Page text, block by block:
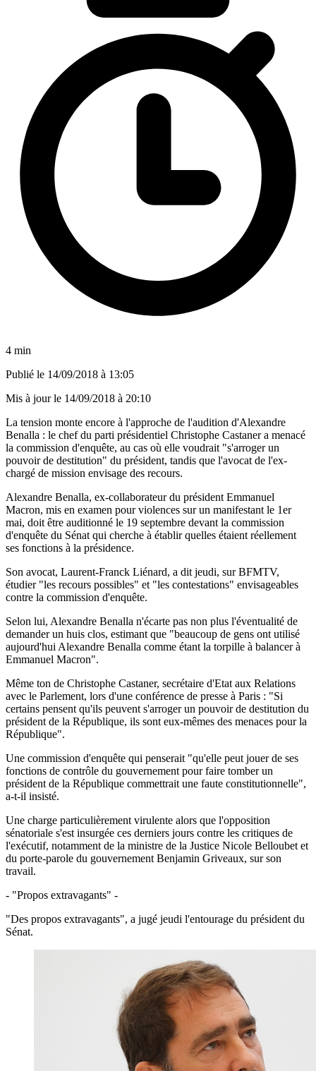
4 min
Publié le 14/09/2018 à 13:05
Mis à jour le 14/09/2018 à 20:10
La tension monte encore à l'approche de l'audition d'Alexandre
Benalla : le chef du parti présidentiel Christophe Castaner a menacé
la commission d'enquête, au cas où elle voudrait "s'arroger un
pouvoir de destitution" du président, tandis que l'avocat de l'ex-
chargé de mission envisage des recours.
Alexandre Benalla, ex-collaborateur du président Emmanuel
Macron, mis en examen pour violences sur un manifestant le 1er
mai, doit être auditionné le 19 septembre devant la commission
d'enquête du Sénat qui cherche à établir quelles étaient réellement
ses fonctions à la présidence.
Son avocat, Laurent-Franck Liénard, a dit jeudi, sur BFMTV,
étudier "les recours possibles" et "les contestations" envisageables
contre la commission d'enquête.
Selon lui, Alexandre Benalla n'écarte pas non plus l'éventualité de
demander un huis clos, estimant que "beaucoup de gens ont utilisé
aujourd'hui Alexandre Benalla comme étant la torpille à balancer à
Emmanuel Macron".
Même ton de Christophe Castaner, secrétaire d'Etat aux Relations
avec le Parlement, lors d'une conférence de presse à Paris : "Si
certains pensent qu'ils peuvent s'arroger un pouvoir de destitution du
président de la République, ils sont eux-mêmes des menaces pour la
République".
Une commission d'enquête qui penserait "qu'elle peut jouer de ses
fonctions de contrôle du gouvernement pour faire tomber un
président de la République commettrait une faute constitutionnelle",
a-t-il insisté.
Une charge particulièrement virulente alors que l'opposition
sénatoriale s'est insurgée ces derniers jours contre les critiques de
l'exécutif, notamment de la ministre de la Justice Nicole Belloubet et
du porte-parole du gouvernement Benjamin Griveaux, sur son
travail.
- "Propos extravagants" -
"Des propos extravagants", a jugé jeudi l'entourage du président du
Sénat.